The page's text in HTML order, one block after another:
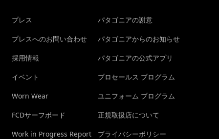
プレス
プレスへのお問い合わせ
採用情報
イベント
Worn Wear
FCDサーフボード
Work in Progress Report
パタゴニアの謝意
パタゴニアからのお知らせ
パタゴニアの公式アプリ
プロセールス プログラム
ユニフォーム プログラム
正規取扱店について
プライバシーポリシー